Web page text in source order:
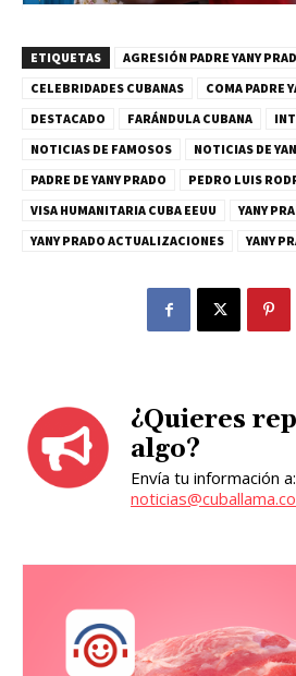
ETIQUETAS AGRESIÓN PADRE YANY
CELEBRIDADES CUBANAS
COMA PADRE
DESTACADO
FARÁNDULA CUBANA
NOTICIAS DE FAMOSOS
NOTICIAS DE
PADRE DE YANY PRADO
PEDRO LUIS
VISA HUMANITARIA CUBA EEUU
YANY
YANY PRADO ACTUALIZACIONES
YANY
¿Quieres
algo?
Envía tu información a: